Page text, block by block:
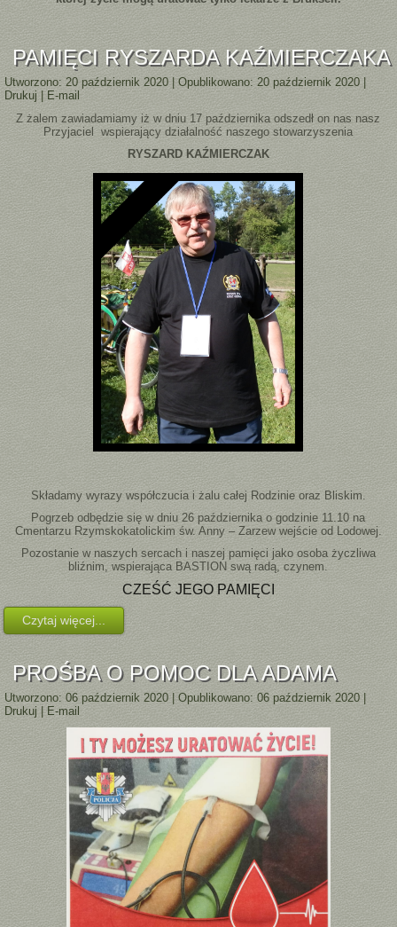
PAMIĘCI RYSZARDA KAŹMIERCZAKA
Utworzono: 20 październik 2020|Opublikowano: 20 październik 2020
Drukuj
E-mail
Z żalem zawiadamiamy iż w dniu 17 października odszedł on nas nasz
Przyjaciel wspierający działalność naszego stowarzyszenia
RYSZARD KAŹMIERCZAK
Składamy wyrazy współczucia i żalu całej Rodzinie oraz Bliskim.
Pogrzeb odbędzie się w dniu 26 października o godzinie 11.10 na
Cmentarzu Rzymskokatolickim św. Anny – Zarzew wejście od Lodowej.
Pozostanie w naszych sercach i naszej pamięci jako osoba życzliwa
bliźnim, wspierająca BASTION swą radą, czynem.
CZEŚĆ JEGO PAMIĘCI
Czytaj więcej...
PROŚBA O POMOC DLA ADAMA
Utworzono: 06 październik 2020|Opublikowano: 06 październik 2020|
Drukuj | E-mail